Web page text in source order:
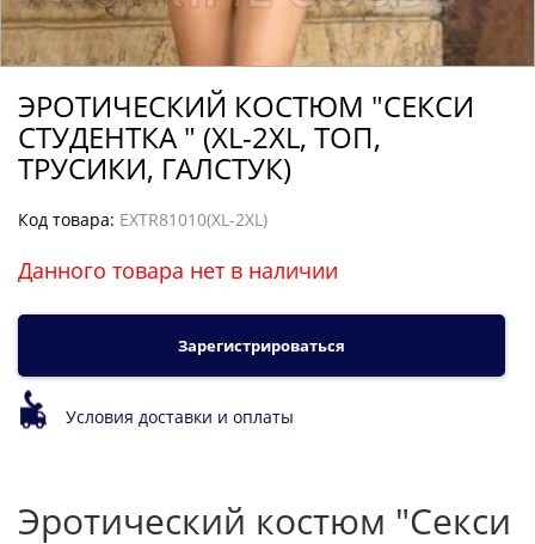
ЭРОТИЧЕСКИЙ КОСТЮМ "СЕКСИ
СТУДЕНТКА " (XL-2XL, ТОП,
ТРУСИКИ, ГАЛСТУК)
Код товара: EXTR81010(XL-2XL)
Данного товара нет в наличии
Зарегистрироваться
Условия доставки и оплаты
Эротический костюм "Секси